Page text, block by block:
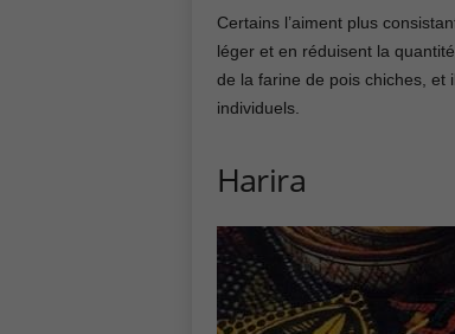
Certains l’aiment plus
léger et en réduisent la
de la farine de pois chiches, et
individuels.
Harira